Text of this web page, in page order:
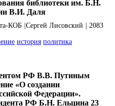
библиотеки им. Б.Н.
В.И. Даля
КОБ Сергей Лисовский
2083
история политика
РФ В.В. Путиным
«О создании
Федерации».
РФ Б.Н. Ельцина 23